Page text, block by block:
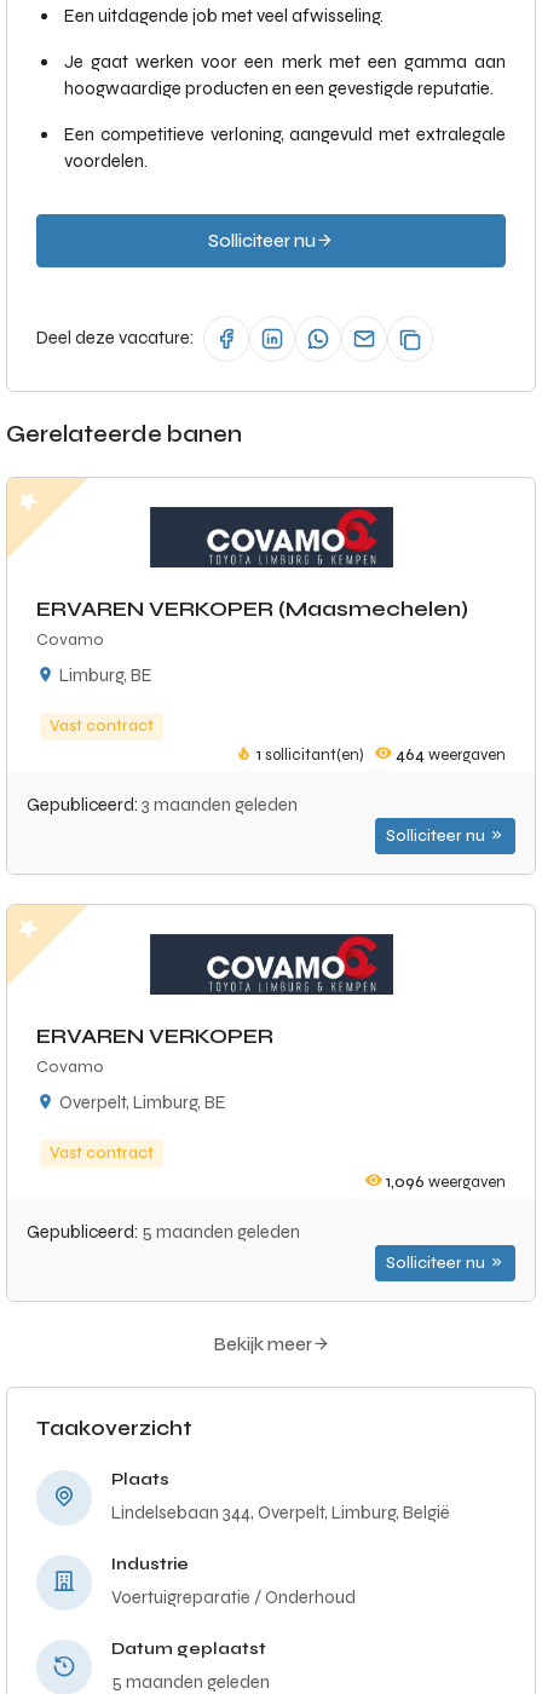
Een uitdagende job met veel afwisseling.
Je gaat werken voor een merk met een gamma aan
hoogwaardige producten en een gevestigde reputatie.
Een competitieve verloning, aangevuld met extralegale
voordelen.
Solliciteer nu
Deel deze vacature:
Gerelateerde banen
ERVAREN VERKOPER (Maasmechelen)
Covamo
Limburg, BE
Vast contract
1 sollicitant(en) 464weergaven
Gepubliceerd: 3 maanden geleden
Solliciteer nu
ERVAREN VERKOPER
Covamo
Overpelt, Limburg, BE
Vast contract
1,096 weergaven
Gepubliceerd: 5 maanden geleden
Solliciteer nu
Bekijk meer
Taakoverzicht
Plaats
Lindelsebaan 344, Overpelt, Limburg, België
Industrie
Voertuigreparatie / Onderhoud
Datum geplaatst
5 maanden geleden